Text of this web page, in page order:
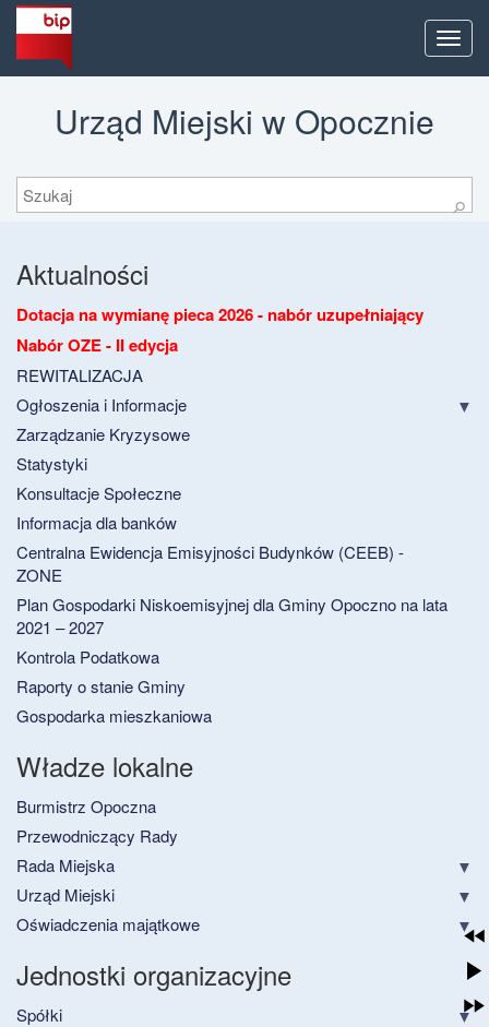
Menu
Urząd Miejski w Opocznie
Szukaj
⚲
Aktualności
Dotacja na wymianę pieca 2026 - nabór uzupełniający
Nabór OZE - II edycja
REWITALIZACJA
Ogłoszenia i Informacje
Zarządzanie Kryzysowe
Statystyki
Konsultacje Społeczne
Informacja dla banków
Centralna Ewidencja Emisyjności Budynków (CEEB) -
ZONE
Plan Gospodarki Niskoemisyjnej dla Gminy Opoczno na lata
2021 – 2027
Kontrola Podatkowa
Raporty o stanie Gminy
Gospodarka mieszkaniowa
Władze lokalne
Burmistrz Opoczna
Przewodniczący Rady
Rada Miejska
Urząd Miejski
Oświadczenia majątkowe
Jednostki organizacyjne
Spółki